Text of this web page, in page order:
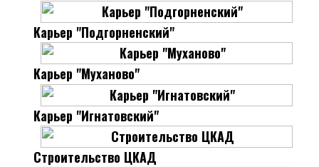
Карьер "Подгорненский"
Карьер "Муханово"
Карьер "Игнатовский"
Строительство ЦКАД